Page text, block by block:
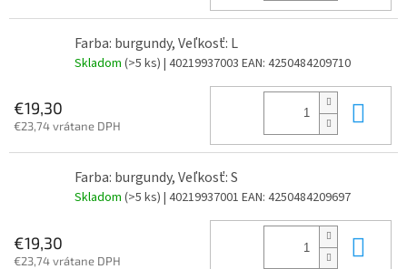
Farba: burgundy, Veľkosť: L
Skladom (>5 ks) | 40219937003 EAN: 4250484209710
€19,30
€23,74 vrátane DPH
Farba: burgundy, Veľkosť: S
Skladom (>5 ks) | 40219937001 EAN: 4250484209697
€19,30
€23,74 vrátane DPH